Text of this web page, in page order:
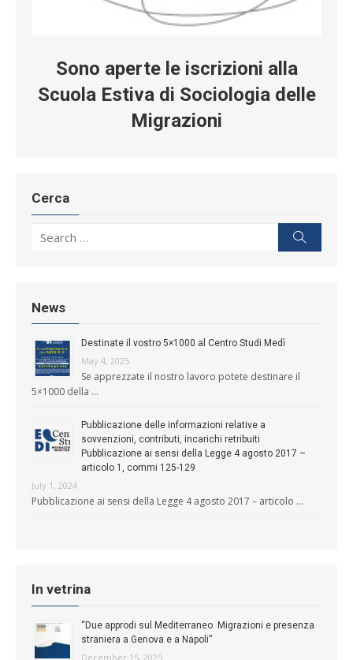
Sono aperte le iscrizioni alla
Scuola Estiva di Sociologia delle
Migrazioni
Cerca
News
Destinate il vostro 5×1000 al Centro Studi Medì
May 4, 2025
Se apprezzate il nostro lavoro potete destinare il
5×1000 della …
Pubblicazione delle informazioni relative a
sovvenzioni, contributi, incarichi retribuiti
Pubblicazione ai sensi della Legge 4 agosto 2017 –
articolo 1, commi 125-129
July 1, 2024
Pubblicazione ai sensi della Legge 4 agosto 2017 – articolo …
In vetrina
“Due approdi sul Mediterraneo. Migrazioni e presenza
straniera a Genova e a Napoli”
December 15, 2025